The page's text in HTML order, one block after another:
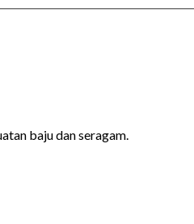
baju dan seragam.